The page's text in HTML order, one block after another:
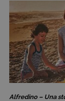
Alfredino – Una